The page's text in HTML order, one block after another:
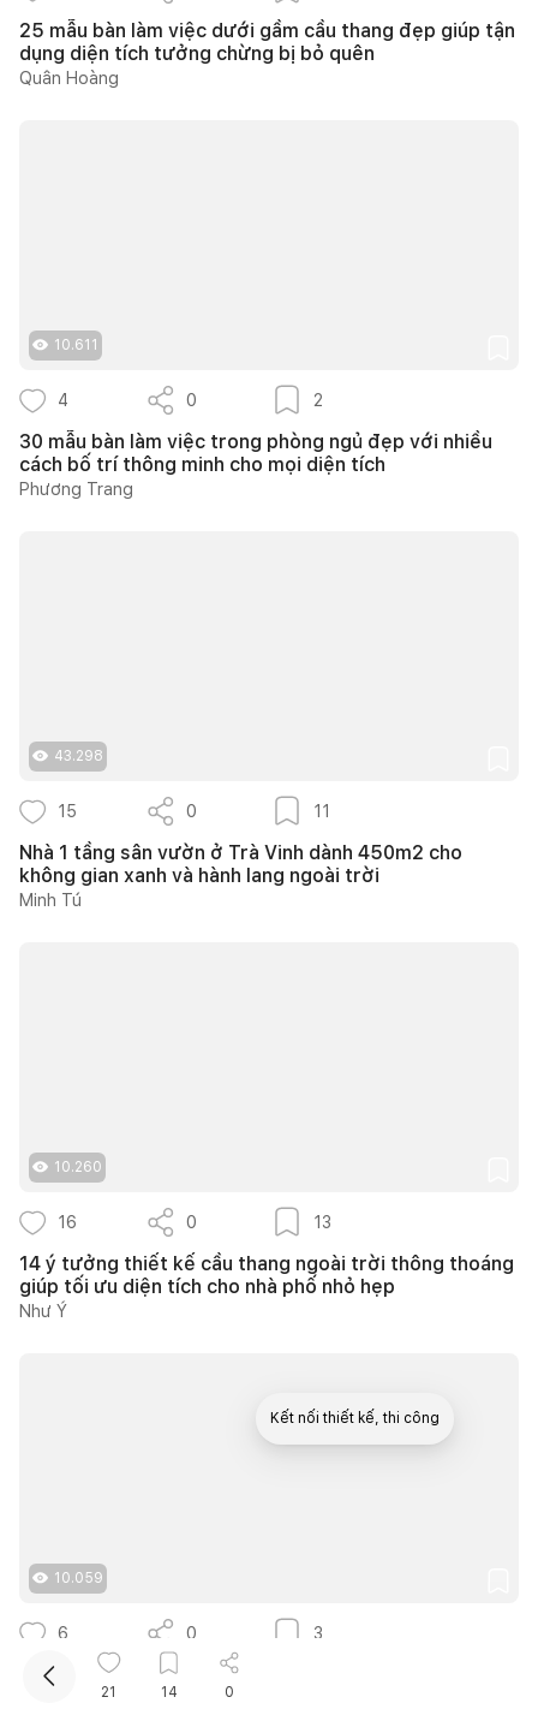
25 mẫu bàn làm việc dưới gầm cầu thang đẹp giúp tận
dụng diện tích tưởng chừng bị bỏ quên
Quân Hoàng
10.611
4 0 2
30 mẫu bàn làm việc trong phòng ngủ đẹp với nhiều
cách bố trí thông minh cho mọi diện tích
Phương Trang
43.298
15 0 11
Nhà 1 tầng sân vườn ở Trà Vinh dành 450m2 cho
không gian xanh và hành lang ngoài trời
Minh Tú
10.260
16 0 13
14 ý tưởng thiết kế cầu thang ngoài trời thông thoáng
giúp tối ưu diện tích cho nhà phố nhỏ hẹp
Như Ý
10.059
6 0 3
Căn hộ The Infiniti 175m2 thiết kế hiện đại kết hợp
nghệ thuật Modern Art đầy cảm xúc
21 14 0
Kết nối thiết kế, thi công